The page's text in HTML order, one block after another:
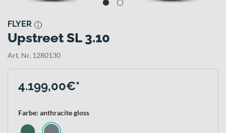
FLYER
Upstreet SL 3.10
Art. Nr. 1280130
4.199,00€*
Farbe: anthracite gloss